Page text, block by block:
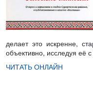
делает это искренне,
объективно, исследуя её
ЧИТАТЬ ОНЛАЙН